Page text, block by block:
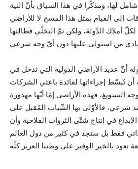
لها، ومذكّرا في هذا السياق بأنّ النية
إلى القيام بمثل هذا المسح لا للأراضي
أملاك الدّولة، ولكن تمّ التخلّي فطالتها
أنّ عديد الأراضي الدولية التي تدخل في
تُبسّط إجراءاتها لفائدة باعثي الشركات
التسويغ، فهذه الأراضي إمّا أنّها مهدورة
شرعي، فالأوْلى بها الشّباب المُقبل على
في إنتاج شتّى الثروات الفلاحية وأن
فقط بل ستجد في كثير من دول العالم